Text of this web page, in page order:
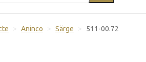
Aninco Särge 511-00.72